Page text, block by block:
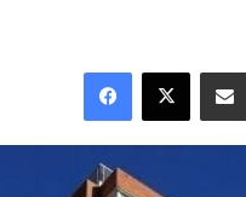
Facebook
X